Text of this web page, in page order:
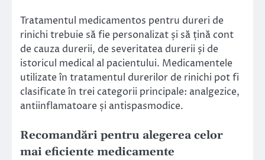
Tratamentul medicamentos pentru dureri de
rinichi trebuie să fie personalizat și să țină cont
de cauza durerii, de severitatea durerii și de
istoricul medical al pacientului. Medicamentele
utilizate în tratamentul durerilor de rinichi pot fi
clasificate în trei categorii principale: analgezice,
antiinflamatoare și antispasmodice.
Recomandări pentru alegerea celor
mai eficiente medicamente